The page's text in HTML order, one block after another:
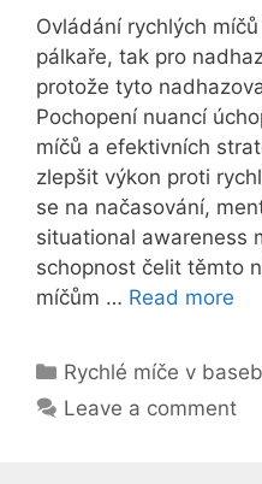
Ovládání rychlých
pálkaře, tak pro
protože tyto
Pochopení nuancí
míčů a efektivních
zlepšit výkon proti
se na načasování,
situational awareness
schopnost čelit těmto
míčům … Read more
Categories
Rychlé míče v
Leave a comment